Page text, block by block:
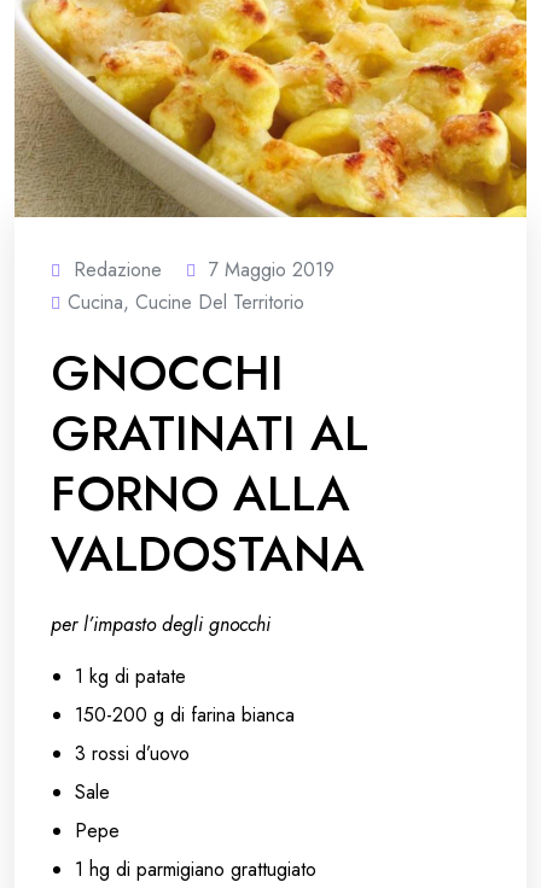
Redazione
7 Maggio 2019
Cucina, Cucine Del Territorio
GNOCCHI
GRATINATI AL
FORNO ALLA
VALDOSTANA
per l’impasto degli gnocchi
1 kg di patate
150-200 g di farina bianca
3 rossi d’uovo
Sale
Pepe
1 hg di parmigiano grattugiato